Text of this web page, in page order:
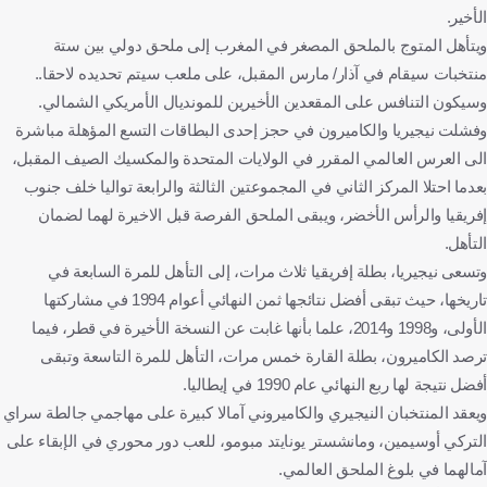
الأخير.
ويتأهل المتوج بالملحق المصغر في المغرب إلى ملحق دولي بين ستة
منتخبات سيقام في آذار/ مارس المقبل، على ملعب سيتم تحديده لاحقا..
وسيكون التنافس على المقعدين الأخيرين للمونديال الأمريكي الشمالي.
وفشلت نيجيريا والكاميرون في حجز إحدى البطاقات التسع المؤهلة مباشرة
الى العرس العالمي المقرر في الولايات المتحدة والمكسيك الصيف المقبل،
بعدما احتلا المركز الثاني في المجموعتين الثالثة والرابعة تواليا خلف جنوب
إفريقيا والرأس الأخضر، ويبقى الملحق الفرصة قبل الاخيرة لهما لضمان
التأهل.
وتسعى نيجيريا، بطلة إفريقيا ثلاث مرات، إلى التأهل للمرة السابعة في
تاريخها، حيث تبقى أفضل نتائجها ثمن النهائي أعوام 1994 في مشاركتها
الأولى، و1998 و2014، علما بأنها غابت عن النسخة الأخيرة في قطر، فيما
ترصد الكاميرون، بطلة القارة خمس مرات، التأهل للمرة التاسعة وتبقى
أفضل نتيجة لها ربع النهائي عام 1990 في إيطاليا.
ويعقد المنتخبان النيجيري والكاميروني آمالا كبيرة على مهاجمي جالطة سراي
التركي أوسيمين، ومانشستر يونايتد مبومو، للعب دور محوري في الإبقاء على
آمالهما في بلوغ الملحق العالمي.